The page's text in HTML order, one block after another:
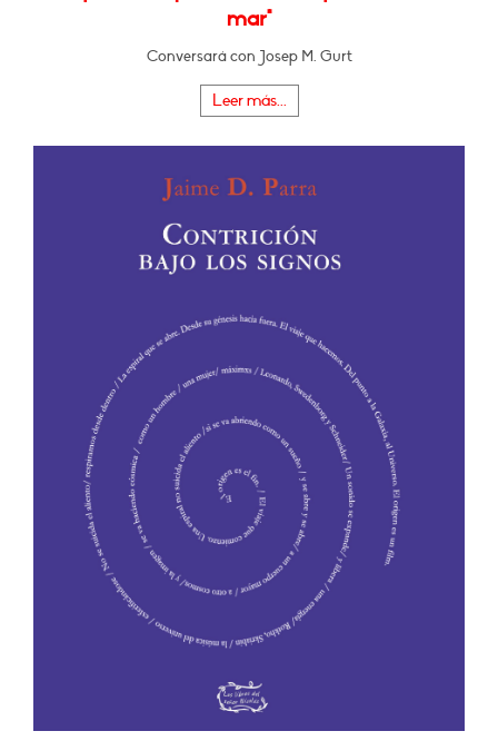
mar"
Conversará con Josep M. Gurt
Leer más...